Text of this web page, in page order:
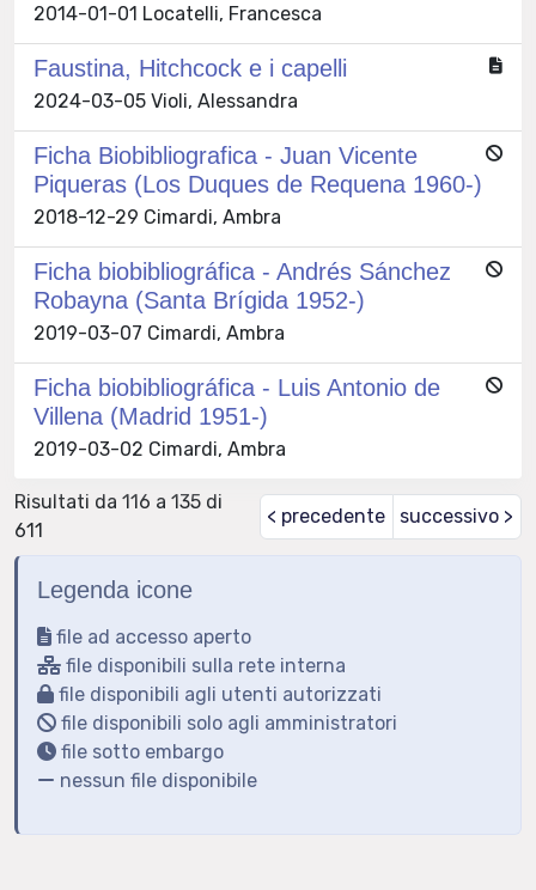
2014-01-01 Locatelli, Francesca
Faustina, Hitchcock e i capelli
2024-03-05 Violi, Alessandra
Ficha Biobibliografica - Juan Vicente
Piqueras (Los Duques de Requena 1960-)
2018-12-29 Cimardi, Ambra
Ficha biobibliográfica - Andrés Sánchez
Robayna (Santa Brígida 1952-)
2019-03-07 Cimardi, Ambra
Ficha biobibliográfica - Luis Antonio de
Villena (Madrid 1951-)
2019-03-02 Cimardi, Ambra
Risultati da 116 a 135 di
611
< precedente successivo >
Legenda icone
file ad accesso aperto
file disponibili sulla rete interna
file disponibili agli utenti autorizzati
file disponibili solo agli amministratori
file sotto embargo
nessun file disponibile